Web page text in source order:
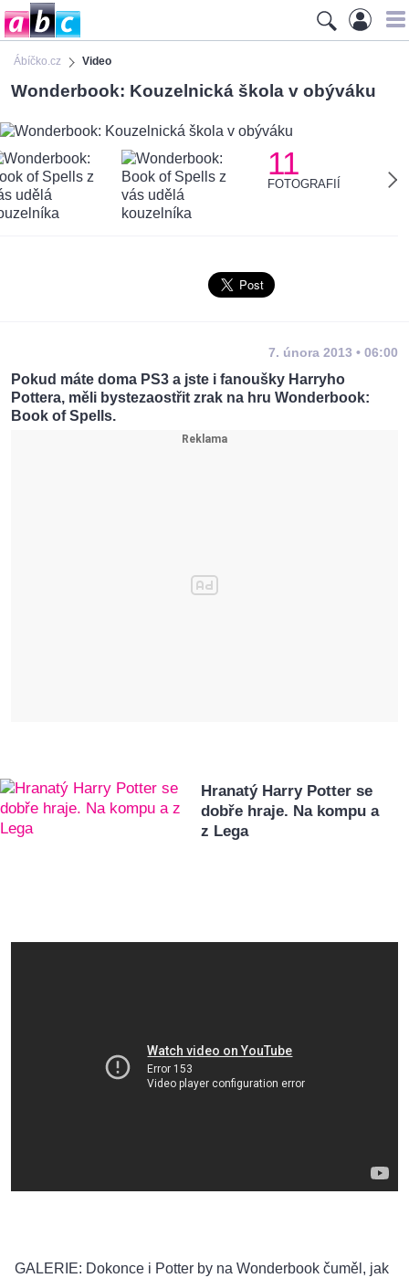
Ábíčko.cz Video
Wonderbook: Kouzelnická škola v obýváku
11
FOTOGRAFIÍ
7. února 2013 • 06:00
Pokud máte doma PS3 a jste i fanoušky Harryho
Pottera, měli bystezaostřit zrak na hru Wonderbook:
Book of Spells.
Hranatý Harry Potter se
dobře hraje. Na kompu a
z Lega
GALERIE: Dokonce i Potter by na Wonderbook čuměl, jak